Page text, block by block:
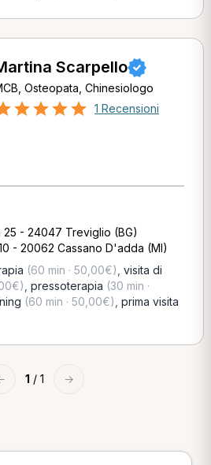
Scarpello
Osteopata, Chinesiologo
1 Recensioni
- 24047 Treviglio (BG)
- 20062 Cassano D'adda (MI)
(60 min · 50,00€) visita di
pressoterapia (30 min ·
(60 min · 50,00€) prima visita
1 / 1 →